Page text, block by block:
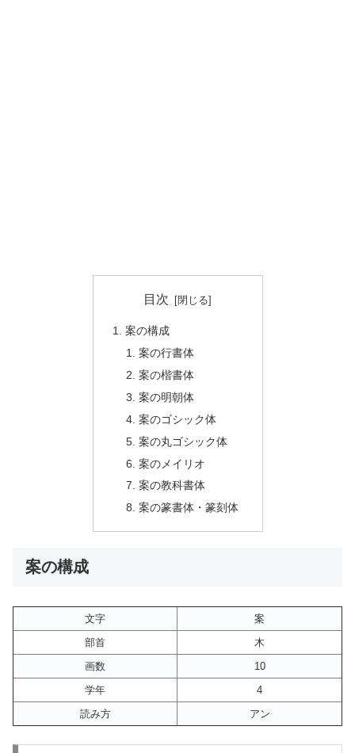
目次
案の構成
案の行書体
案の楷書体
案の明朝体
案のゴシック体
案の丸ゴシック体
案のメイリオ
案の教科書体
案の篆書体・篆刻体
案の構成
文字
案
部首
木
画数
10
学年
4
読み方
アン